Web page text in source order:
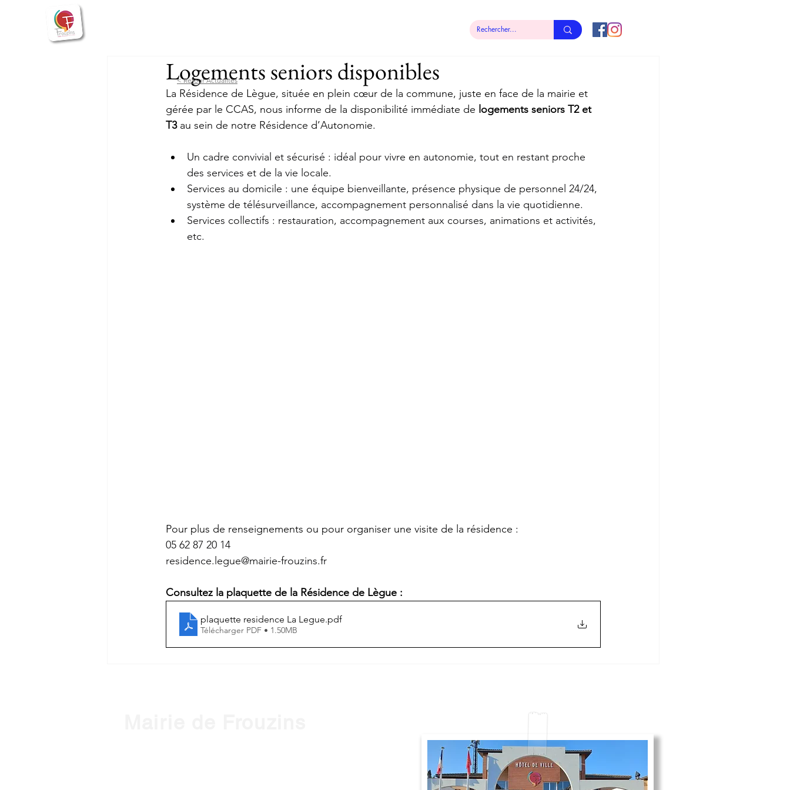
Logements seniors disponibles
La Résidence de Lègue, située en plein cœur de la commune, juste en face de la mairie et
gérée par le CCAS, nous informe de la disponibilité immédiate de logements seniors T2 et
T3 au sein de notre Résidence d’Autonomie.
Un cadre convivial et sécurisé : idéal pour vivre en autonomie, tout en restant proche
des services et de la vie locale.
Services au domicile : une équipe bienveillante, présence physique de personnel 24/24,
système de télésurveillance, accompagnement personnalisé dans la vie quotidienne.
Services collectifs : restauration, accompagnement aux courses, animations et activités,
etc.
Pour plus de renseignements ou pour organiser une visite de la résidence :
05 62 87 20 14
residence.legue@mairie-frouzins.fr
Consultez la p laquette de la Résidence de Lègue :
plaquette residence La Legue.pdf
Télécharger PDF • 1.50MB
< Retour Actualités